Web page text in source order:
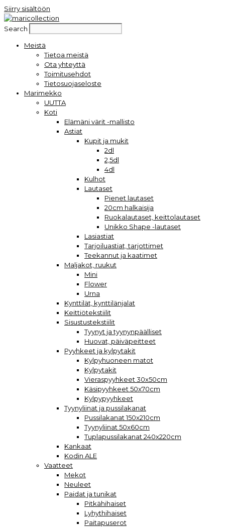
Siirry sisältöön
Search
Meistä
Tietoa meistä
Ota yhteyttä
Toimitusehdot
Tietosuojaseloste
Marimekko
UUTTA
Koti
Elämäni värit -mallisto
Astiat
Kupit ja mukit
2dl
2,5dl
4dl
Kulhot
Lautaset
Pienet lautaset
20cm halkaisija
Ruokalautaset, keittolautaset
Unikko Shape -lautaset
Lasiastiat
Tarjoiluastiat, tarjottimet
Teekannut ja kaatimet
Maljakot, ruukut
Mini
Flower
Urna
Kynttilät, kynttilänjalat
Keittiötekstiilit
Sisustustekstiilit
Tyynyt ja tyynynpäälliset
Huovat, päiväpeitteet
Pyyhkeet ja kylpytakit
Kylpyhuoneen matot
Kylpytakit
Vieraspyyhkeet 30x50cm
Käsipyyhkeet 50x70cm
Kylpypyyhkeet
Tyynyliinat ja pussilakanat
Pussilakanat 150x210cm
Tyynyliinat 50x60cm
Tuplapussilakanat 240x220cm
Kankaat
Kodin ALE
Vaatteet
Mekot
Neuleet
Paidat ja tunikat
Pitkähihaiset
Lyhythihaiset
Paitapuserot